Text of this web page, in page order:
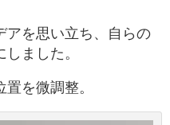
アを思い立ち、自らの
ました。
を微調整。